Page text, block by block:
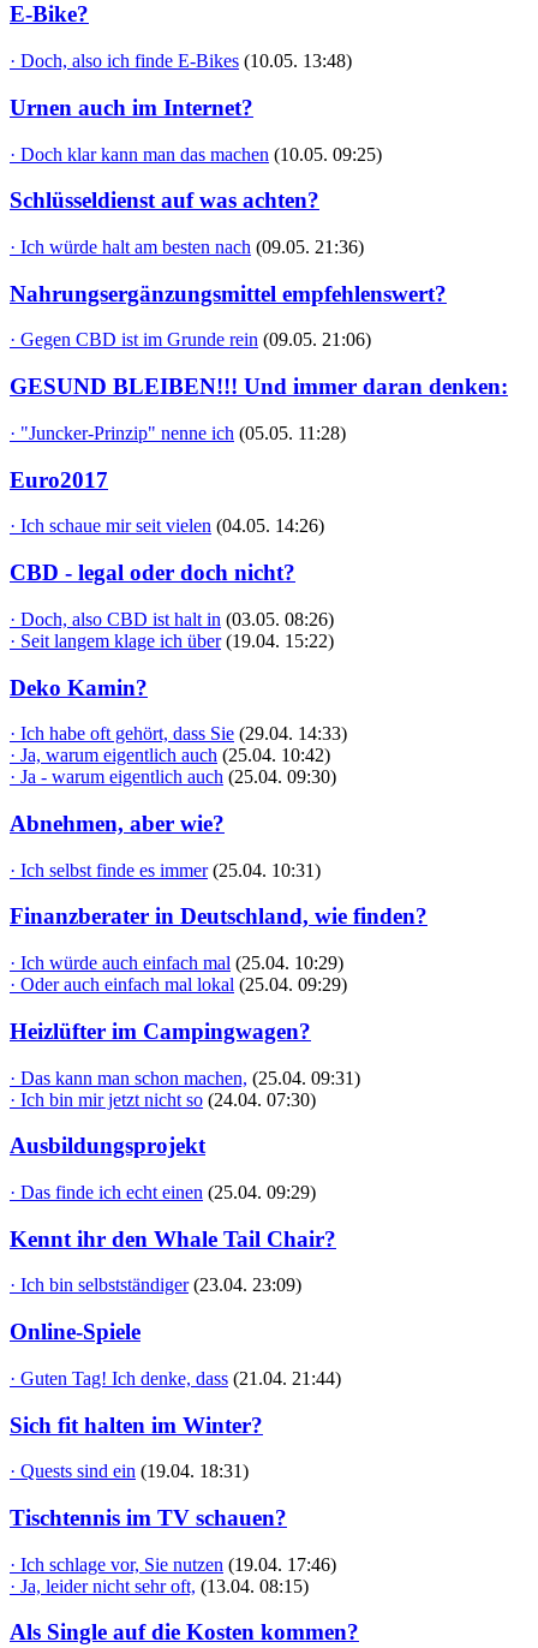
E-Bike?
· Doch, also ich finde E-Bikes (10.05. 13:48)
Urnen auch im Internet?
· Doch klar kann man das machen (10.05. 09:25)
Schlüsseldienst auf was achten?
· Ich würde halt am besten nach (09.05. 21:36)
Nahrungsergänzungsmittel empfehlenswert?
· Gegen CBD ist im Grunde rein (09.05. 21:06)
GESUND BLEIBEN!!! Und immer daran denken:
· "Juncker-Prinzip" nenne ich (05.05. 11:28)
Euro2017
· Ich schaue mir seit vielen (04.05. 14:26)
CBD - legal oder doch nicht?
· Doch, also CBD ist halt in (03.05. 08:26)
· Seit langem klage ich über (19.04. 15:22)
Deko Kamin?
· Ich habe oft gehört, dass Sie (29.04. 14:33)
· Ja, warum eigentlich auch (25.04. 10:42)
· Ja - warum eigentlich auch (25.04. 09:30)
Abnehmen, aber wie?
· Ich selbst finde es immer (25.04. 10:31)
Finanzberater in Deutschland, wie finden?
· Ich würde auch einfach mal (25.04. 10:29)
· Oder auch einfach mal lokal (25.04. 09:29)
Heizlüfter im Campingwagen?
· Das kann man schon machen, (25.04. 09:31)
· Ich bin mir jetzt nicht so (24.04. 07:30)
Ausbildungsprojekt
· Das finde ich echt einen (25.04. 09:29)
Kennt ihr den Whale Tail Chair?
· Ich bin selbstständiger (23.04. 23:09)
Online-Spiele
· Guten Tag! Ich denke, dass (21.04. 21:44)
Sich fit halten im Winter?
· Quests sind ein (19.04. 18:31)
Tischtennis im TV schauen?
· Ich schlage vor, Sie nutzen (19.04. 17:46)
· Ja, leider nicht sehr oft, (13.04. 08:15)
Als Single auf die Kosten kommen?